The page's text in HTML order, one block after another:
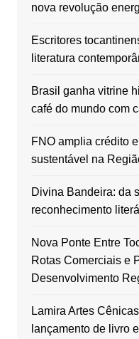
nova revolução
Escritores
literatura
Brasil ganha vitrine
café do mundo com
FNO amplia crédito
sustentável na
Divina Bandeira: da
reconhecimento
Nova Ponte Entre
Rotas Comerciais e
Desenvolvimento
Lamira Artes
lançamento de livro